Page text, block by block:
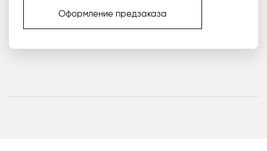
Оформление предзаказа